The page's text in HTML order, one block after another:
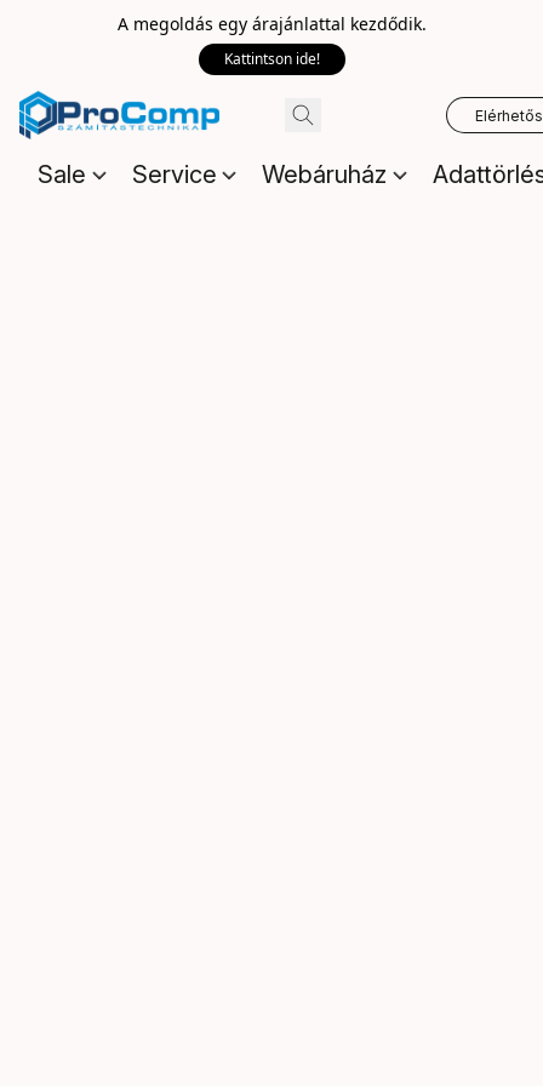
A megoldás egy árajánlattal kezdődik.
Kattintson ide!
Sale Service Webáruház